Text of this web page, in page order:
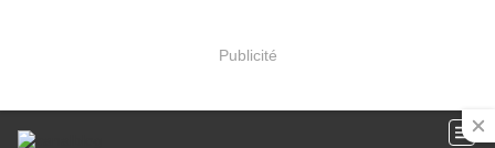
Publicité